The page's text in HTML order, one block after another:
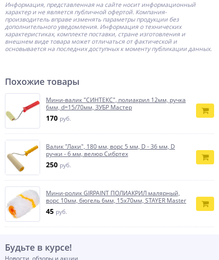
Информация, представленная на сайте носит информационный
характер и не является публичной офертой. Компания-
производитель вправе изменять параметры продукции без
дополнительного уведомления. Информация о технических
характеристиках, комплекте поставки, стране изготовления и
внешнем виде товара может отличаться от фактической и
основывается на последних доступных к моменту публикации данных.
Похожие товары
Мини-валик ″СИНТЕКС″, полиакрил 12мм, ручка
6мм, d=15/70мм, ЗУБР Мастер
170 руб.
Валик "Лаки", 180 мм, ворс 5 мм, D - 36 мм, D
ручки - 6 мм, велюр Сибртех
250 руб.
Мини-ролик GIRPAINT ПОЛИАКРИЛ малярный,
ворс 10мм, бюгель 6мм, 15х70мм, STAYER Master
45 руб.
Будьте в курсе!
Новости, обзоры и акции